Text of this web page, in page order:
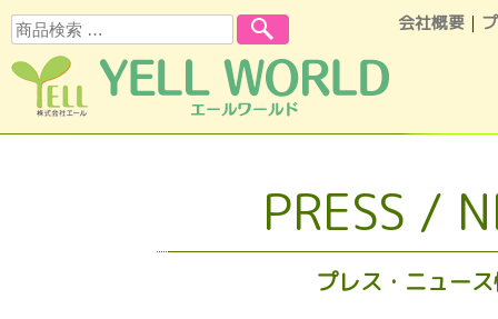
会社概要 ｜
検索
PRESS /
プレス・ニュー